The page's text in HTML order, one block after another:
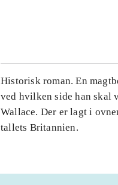
Historisk roman. En
ved hvilken side han skal
Wallace. Der er lagt i
tallets Britannien.